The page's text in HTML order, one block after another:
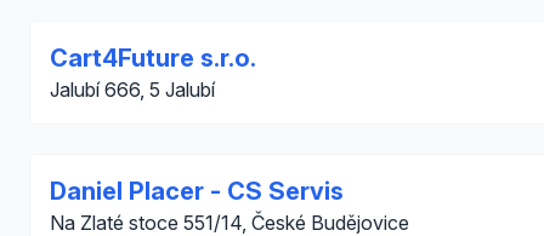
Cart4Future s.r.o.
Jalubí 666, 5 Jalubí
Daniel Placer - CS Servis
Na Zlaté stoce 551/14, České Budějovice